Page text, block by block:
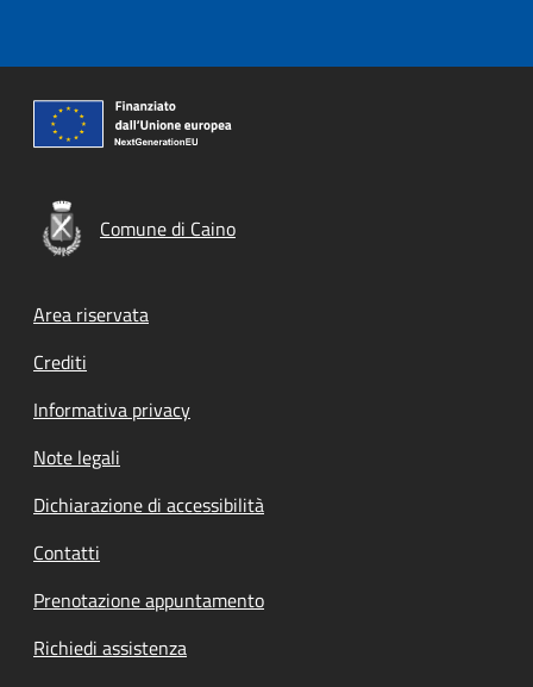
Comune di Caino
Footer menu
Area riservata
Crediti
Informativa privacy
Note legali
Dichiarazione di accessibilità
Contatti
Prenotazione appuntamento
Richiedi assistenza